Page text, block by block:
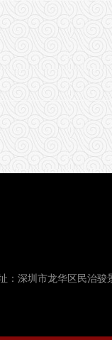
深圳市龙华区民治骏